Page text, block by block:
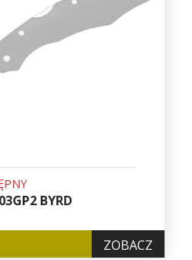
BYRD
ZOBACZ